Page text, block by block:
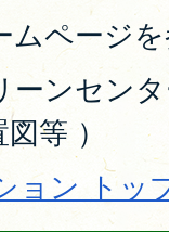
ムページ
ーンセン
等 ）
ョン トッ